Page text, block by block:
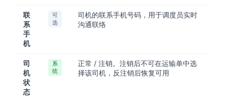
联
系
手
机
可
选
司机的联系手机号码，用于调度员实时
沟通联络
司
机
状
态
系
统
正常 / 注销。注销后不可在运输单中选
择该司机，反注销后恢复可用